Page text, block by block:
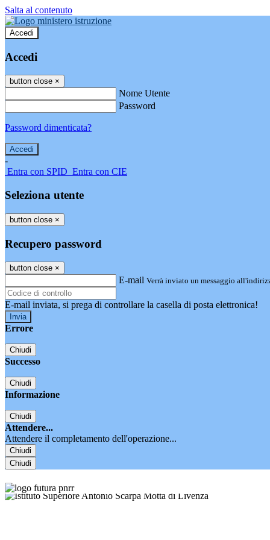
Salta al contenuto
Accedi
Accedi
button close ×
Nome Utente
Password
Password dimenticata?
-
Entra con SPID Entra con CIE
Seleziona utente
button close ×
Recupero password
button close ×
E-mail Verrà inviato un messaggio
E-mail inviata, si prega di controllare la casella di posta elettronica!
Errore
Chiudi
Successo
Chiudi
Informazione
Chiudi
Attendere...
Attendere il completamento dell'operazione...
Chiudi
Chiudi